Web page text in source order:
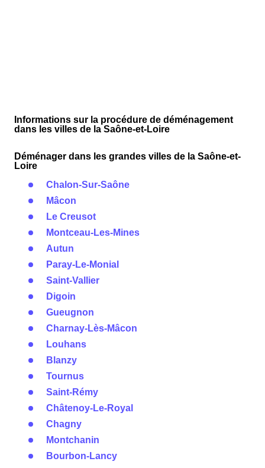
Informations sur la procédure de déménagement
dans les villes de la Saône-et-Loire
Déménager dans les grandes villes de la Saône-et-
Loire
Chalon-Sur-Saône
Mâcon
Le Creusot
Montceau-Les-Mines
Autun
Paray-Le-Monial
Saint-Vallier
Digoin
Gueugnon
Charnay-Lès-Mâcon
Louhans
Blanzy
Tournus
Saint-Rémy
Châtenoy-Le-Royal
Chagny
Montchanin
Bourbon-Lancy